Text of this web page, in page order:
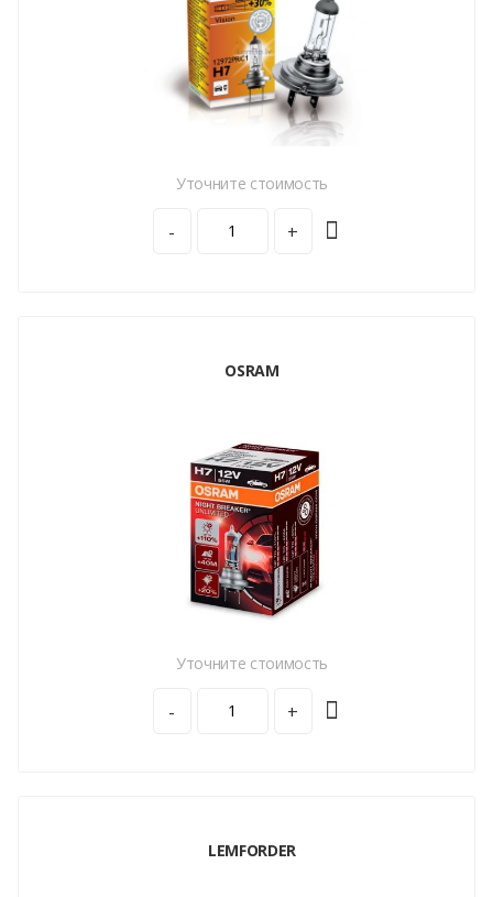
Уточните стоимость
- +
OSRAM
Уточните стоимость
- +
LEMFORDER